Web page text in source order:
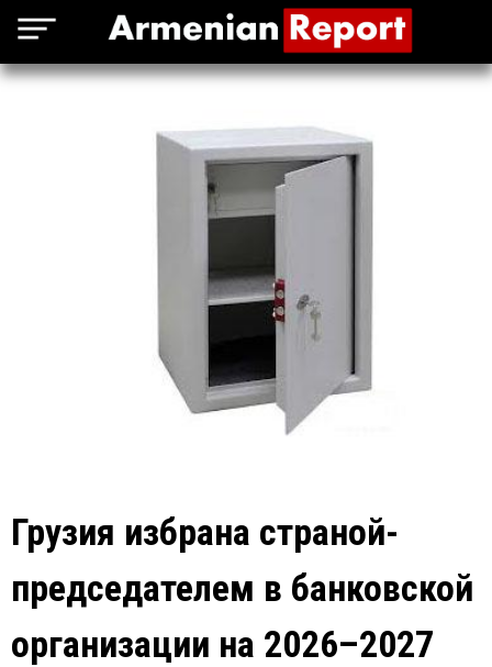
Грузия избрана страной-
председателем в банковской
организации на 2026–2027